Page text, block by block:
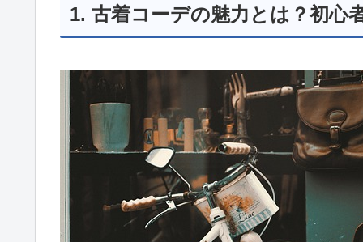
1. 古着コーデの魅力とは？初心